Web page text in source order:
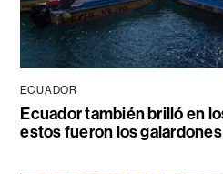
ECUADOR
Ecuador también brilló en
estos fueron los galardones